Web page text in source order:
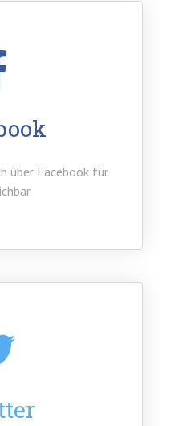
über Facebook für